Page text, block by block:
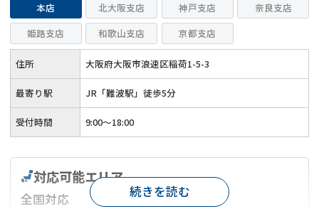
本店 北大阪支店 神戸支店
奈良支店
姫路支店
和歌山支店 京都支店
住所 大阪府大阪市浪速区稲荷1-5-3
最寄り駅 JR「難波駅」徒歩5分
受付時間 9:00～18:00
対応可能エリア
全国対応 続きを読む